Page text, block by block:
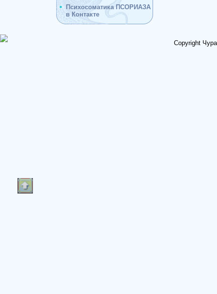
Психосоматика ПСОРИАЗА
в Контакте
Copyright